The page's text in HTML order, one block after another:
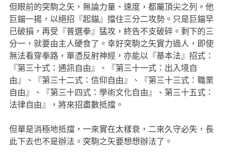
但眼前的突駒之矢，無論力量、速度，都屬頂尖之列。他
巨錨一揚，以絕招『起錨』擋住三分二攻勢。只是巨錨早
已破損，再受『普選拳』猛攻，終告不支破碎。剩下的三
分一，就要由主人硬食了。幸好突駒之矢實力過人，即使
無法看穿拳路，單憑反射神經，亦能以『基本法』招式：
『第三十式：通訊自由』、『第三十一式：出入境自
由』、『第三十二式：信仰自由』、『第三十三式：職業
自由』、『第三十四式：學術文化自由』、第三十五式：
法律自由』，將來招盡數抵擋。
但單是消極地抵擋，一來實在太樣衰，二來久守必失，長
此下去也不是辦法。突駒之矢要想想辦法了。